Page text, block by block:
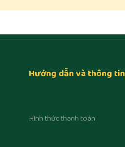
Hướng dẫn và thông tin
Hình thức thanh toán